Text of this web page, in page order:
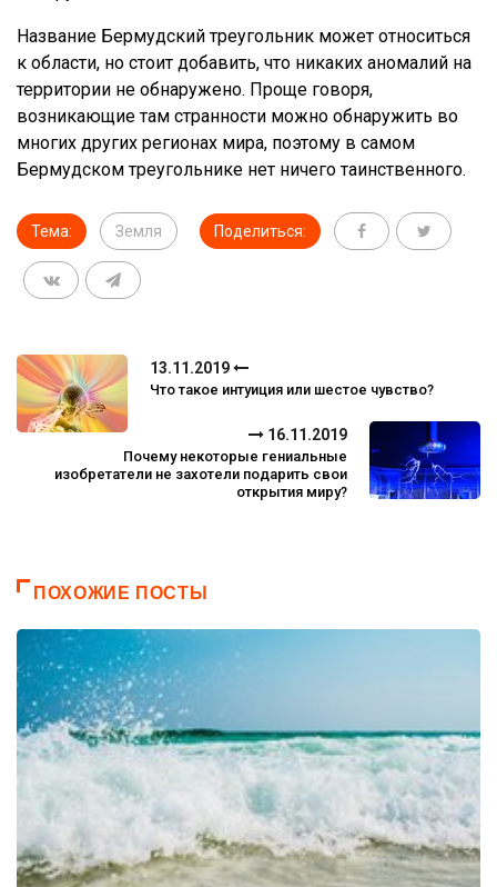
Название Бермудский треугольник может относиться
к области, но стоит добавить, что никаких аномалий на
территории не обнаружено. Проще говоря,
возникающие там странности можно обнаружить во
многих других регионах мира, поэтому в самом
Бермудском треугольнике нет ничего таинственного.
Тема: Земля Поделиться:
13.11.2019
Что такое интуиция или шестое чувство?
16.11.2019
Почему некоторые гениальные
изобретатели не захотели подарить свои
открытия миру?
ПОХОЖИЕ ПОСТЫ